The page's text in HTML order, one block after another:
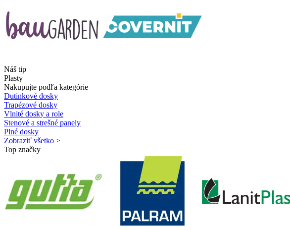
Náš tip
Plasty
Nakupujte podľa kategórie
Dutinkové dosky
Trapézové dosky
Vlnité dosky a role
Stenové a strešné panely
Plné dosky
Zobraziť všetko >
Top značky